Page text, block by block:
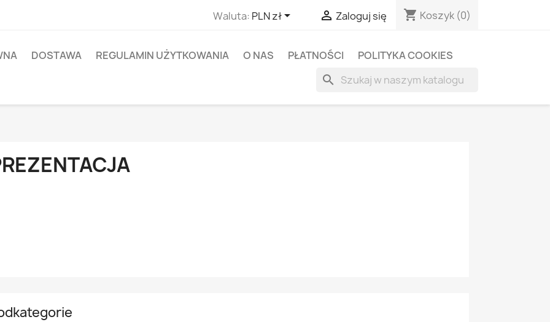
Waluta: PLN zł  Zaloguj się shopping_cart Koszyk (0)
DOSTAWA REGULAMIN UŻYTKOWANIA O NAS PŁATNOŚCI POLITYKA COOKIES
search